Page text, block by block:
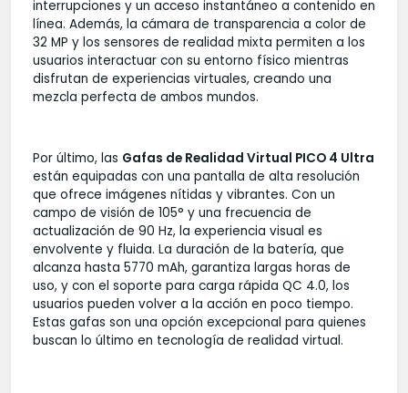
interrupciones y un acceso instantáneo a contenido en
línea. Además, la cámara de transparencia a color de
32 MP y los sensores de realidad mixta permiten a los
usuarios interactuar con su entorno físico mientras
disfrutan de experiencias virtuales, creando una
mezcla perfecta de ambos mundos.
Por último, las Gafas de Realidad Virtual PICO 4 Ultra
están equipadas con una pantalla de alta resolución
que ofrece imágenes nítidas y vibrantes. Con un
campo de visión de 105° y una frecuencia de
actualización de 90 Hz, la experiencia visual es
envolvente y fluida. La duración de la batería, que
alcanza hasta 5770 mAh, garantiza largas horas de
uso, y con el soporte para carga rápida QC 4.0, los
usuarios pueden volver a la acción en poco tiempo.
Estas gafas son una opción excepcional para quienes
buscan lo último en tecnología de realidad virtual.